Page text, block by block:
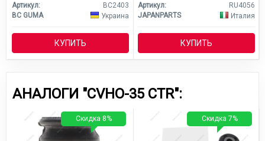
Артикул:
BC2403
BC GUMA
Украина
КУПИТЬ
Артикул:
RU4056
JAPANPARTS
Италия
КУПИТЬ
АНАЛОГИ "CVHO-35 CTR":
Скидка 8% Скидка 7%